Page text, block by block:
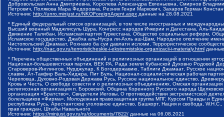
Добровольская Анна Дмитриевна, Королева Александра Евгеньевна, Смирнов
Петрович, Полякова Мара Федоровна, Резник Генри Маркович, Захаров Герман
Источник: http://unro.minjust.ru/NKOForeignAgent.aspx данные на 28.08.2021
* Единый федеральный список организаций, в том числе иностранных и
Высший военный Маджлисуль Шура, Конгресс народов Ичкерии и Дагестана, Аль-
Движение Талибан, Исламская партия Туркестана, Общество социальных реформ,
Исламское государство, Джабха аль-Нусра ли-Ахль аш-Шам, Народное ополчение
Чистопольский Джамаат, Рохнамо ба суи давлати исломи, Террористическое
Источник: http://nac.gov.ru/terroristicheskie-i-ekstremistskie-organizacii-i-materialy.html
* Перечень общественных объединений и религиозных организаций в отношении
Национал-большевистская партия, ВЕК РА, Рада земли Кубанской Духовно Родовой
Староверов-Инглингов, Нурджулар, К Богодержавию, Таблиги Джамаат, Русское
славян, Ат-Такфир Валь-Хиджра, Пит Буль, Национал-социалистическая рабочая
Череповца, Духовно-Родовая Держава Русь, Русское национальное единство,
Кровь и Честь, О свободе совести и о религиозных объединениях, Омская
религиозная организация п. Боровский, Община Коренного Русского народа
организация «Братство», Свидетели Иеговы, О противодействии экстремистской
болельщиков «Фирма», Молодежная правозащитная группа МПГ, Курсом Правды и
республика Русь, Арестантское уголовное единство, Башкорт, Нация и свобода,
прав граждан, Штабы Навального
Источник: https://minjust.gov.ru/ru/documents/7822/ данные на 06.08.2021